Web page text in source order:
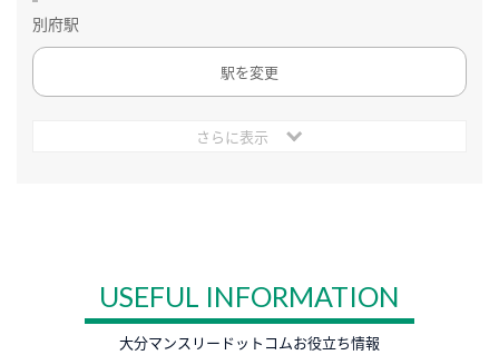
別府駅
駅を変更
さらに表示
USEFUL INFORMATION
大分マンスリードットコムお役立ち情報